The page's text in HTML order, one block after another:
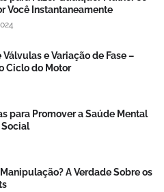
Você Instantaneamente
e Variação de Fase –
Ciclo do Motor
para Promover a Saúde Mental
Social
A Verdade Sobre os